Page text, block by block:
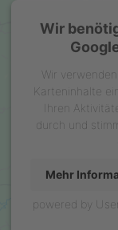
Modena
ab 11,90
( inkl. 7 % MwSt. zzgl.
Details
Wir
Wir
Karteninhalte
Ihren
durch und
Mehr
powered by